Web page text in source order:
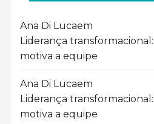
Ana Di Lucaem
Liderança
motiva a equipe
Ana Di Lucaem
Liderança
motiva a equipe